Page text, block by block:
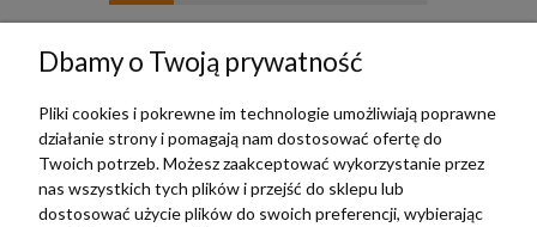
TERRADECO
BAZA WIEDZY
Dbamy o Twoją prywatność
Pliki cookies i pokrewne im technologie umożliwiają poprawne
działanie strony i pomagają nam dostosować ofertę do
Twoich potrzeb. Możesz zaakceptować wykorzystanie przez
nas wszystkich tych plików i przejść do sklepu lub
dostosować użycie plików do swoich preferencji, wybierając